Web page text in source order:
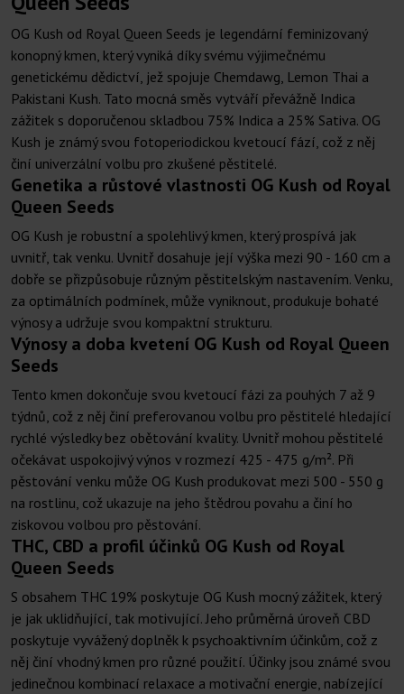
OG Kush od Royal Queen Seeds je legendární feminizovaný
konopný kmen, který vyniká díky svému výjimečnému
genetickému dědictví, jež spojuje Chemdawg, Lemon Thai a
Pakistani Kush. Tato mocná směs vytváří převážně Indica
zážitek s doporučenou skladbou 75% Indica a 25% Sativa. OG
Kush je známý svou fotoperiodickou kvetoucí fází, což z něj
činí univerzální volbu pro zkušené pěstitelé.
Genetika a růstové vlastnosti OG Kush od Royal
Queen Seeds
OG Kush je robustní a spolehlivý kmen, který prospívá jak
uvnitř, tak venku. Uvnitř dosahuje její výška mezi 90 - 160 cm a
dobře se přizpůsobuje různým pěstitelským nastavením. Venku,
za optimálních podmínek, může vyniknout, produkuje bohaté
výnosy a udržuje svou kompaktní strukturu.
Výnosy a doba kvetení OG Kush od Royal Queen
Seeds
Tento kmen dokončuje svou kvetoucí fázi za pouhých 7 až 9
týdnů, což z něj činí preferovanou volbu pro pěstitelé hledající
rychlé výsledky bez obětování kvality. Uvnitř mohou pěstitelé
očekávat uspokojivý výnos v rozmezí 425 - 475 g/m². Při
pěstování venku může OG Kush produkovat mezi 500 - 550 g
na rostlinu, což ukazuje na jeho štědrou povahu a činí ho
ziskovou volbou pro pěstování.
THC, CBD a profil účinků OG Kush od Royal
Queen Seeds
S obsahem THC 19% poskytuje OG Kush mocný zážitek, který
je jak uklidňující, tak motivující. Jeho průměrná úroveň CBD
poskytuje vyvážený doplněk k psychoaktivním účinkům, což z
něj činí vhodný kmen pro různé použití. Účinky jsou známé svou
jedinečnou kombinací relaxace a motivační energie, nabízející